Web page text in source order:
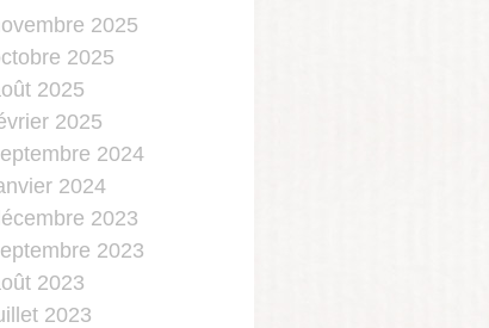
2025
2025
2025
2025
2024
2024
2023
2023
2023
2023